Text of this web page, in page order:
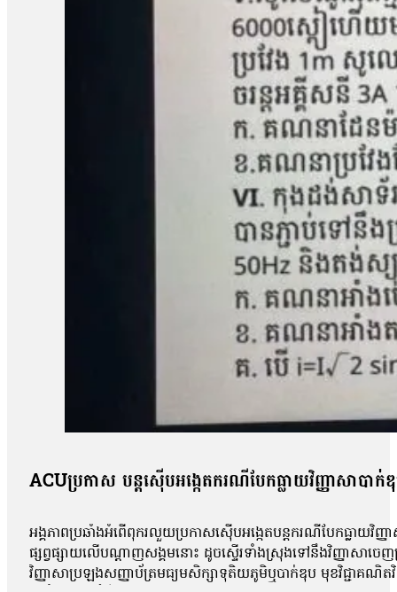
ACUប្រកាស បន្តស៊ើបអង្កេតករណីបែកធ្លាយវិញ្ញាសាបាក់
អង្គភាពប្រឆាំងអំពើពុករលួយប្រកាសស៊ើបអង្កេតបន្តករណីបែកធ្លាយវិ
ផ្សព្វផ្សាយលើបណ្ដាញសង្គមនោះ ដូចស្ទើរទាំងស្រុងទៅនឹងវិញ្ញាសាច
វិញ្ញាសាប្រឡងសញ្ញាប័ត្រមធ្យមសិក្សាទុតិយភូមិឬបាក់ឌុប មុខវិជ្ជាគណិត